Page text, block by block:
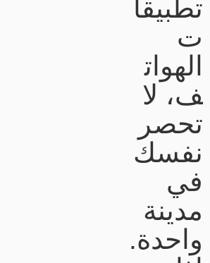
تطبيقا
ت
الهوات
ف، لا
تحصر
نفسك
في
مدينة
واحدة.